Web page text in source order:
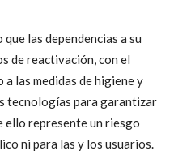
las dependencias a su
de reactivación, con el
las medidas de higiene y
tecnologías para garantizar
ello represente un riesgo
ni para las y los usuarios.